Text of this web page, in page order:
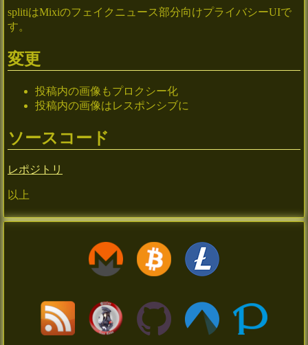
splitiはMixiのフェイクニュース部分向けプライバシーUIで
す。
変更
投稿内の画像もプロクシー化
投稿内の画像はレスポンシブに
ソースコード
レポジトリ
以上